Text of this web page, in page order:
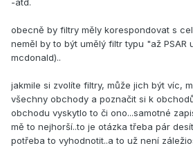
-atd.
obecně by filtry měly korespondovat s
neměl by to být umělý filtr typu "až PSAR
mcdonald)..
jakmile si zvolíte filtry, může jich být víc,
všechny obchody a poznačit si k
obchodu vyskytlo to či ono...samotné
mě to nejhorší..to je otázka třeba pár
potřeba to vyhodnotit..a to už není